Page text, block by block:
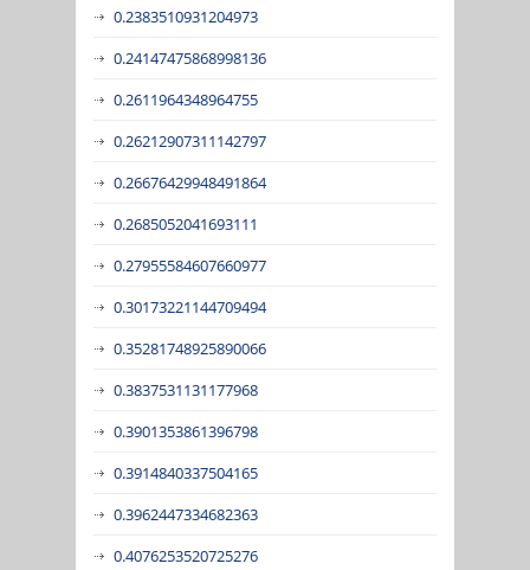
0.2383510931204973
0.24147475868998136
0.2611964348964755
0.26212907311142797
0.26676429948491864
0.2685052041693111
0.27955584607660977
0.30173221144709494
0.35281748925890066
0.3837531131177968
0.3901353861396798
0.3914840337504165
0.3962447334682363
0.4076253520725276